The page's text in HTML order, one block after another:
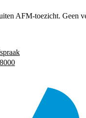
AFM-toezicht. Geen